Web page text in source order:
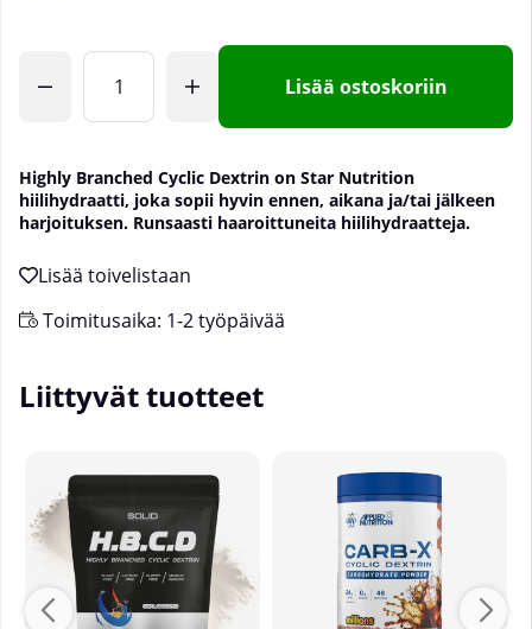
Lisää ostoskoriin
Highly Branched Cyclic Dextrin on Star Nutrition
hiilihydraatti, joka sopii hyvin ennen, aikana ja/tai jälkeen
harjoituksen. Runsaasti haaroittuneita hiilihydraatteja.
Toimitusaika: 1-2 työpäivää
Liittyvät tuotteet